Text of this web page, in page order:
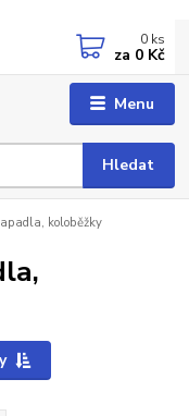
Menu
Hledat
0 ks
za 0 Kč
koloběžky